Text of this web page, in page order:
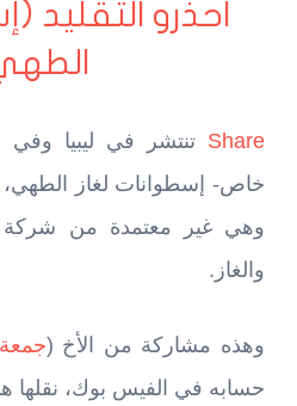
احذرو التقليد
Share تنتشر في ليبيا
خاص- إسطوانات لغاز الطهي،
وهي غير معتمدة من شركة
والغاز.
وهذه مشاركة من الأخ (
حسابه في الفيس بوك، نقلها